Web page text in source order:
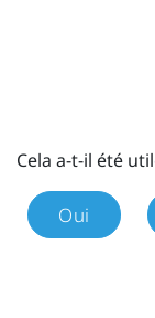
Cela a-t-il été
Oui